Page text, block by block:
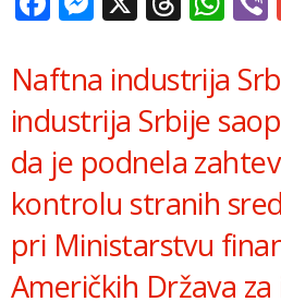
Naftna industrija
industrija Srbije
da je podnela
kontrolu stranih
pri Ministarstvu
Američkih Država